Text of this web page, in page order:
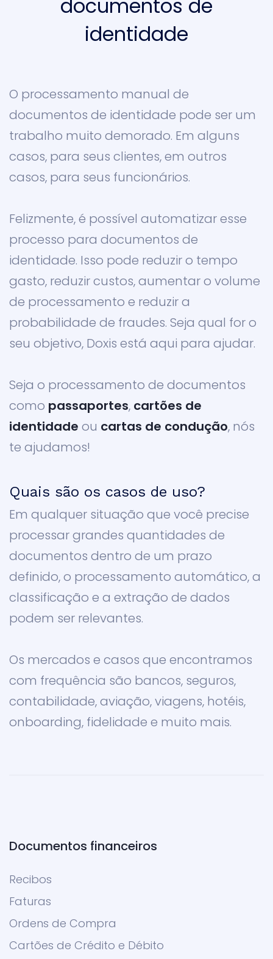
documentos de
identidade
O processamento manual de
documentos de identidade pode ser um
trabalho muito demorado. Em alguns
casos, para seus clientes, em outros
casos, para seus funcionários.
Felizmente, é possível automatizar esse
processo para documentos de
identidade. Isso pode reduzir o tempo
gasto, reduzir custos, aumentar o volume
de processamento e reduzir a
probabilidade de fraudes. Seja qual for o
seu objetivo, Doxis está aqui para ajudar.
Seja o processamento de documentos
como passaportes, cartões de
identidade ou cartas de condução, nós
te ajudamos!
Quais são os casos de uso?
Em qualquer situação que você precise
processar grandes quantidades de
documentos dentro de um prazo
definido, o processamento automático, a
classificação e a extração de dados
podem ser relevantes.
Os mercados e casos que encontramos
com frequência são bancos, seguros,
contabilidade, aviação, viagens, hotéis,
onboarding, fidelidade e muito mais.
Documentos financeiros
Recibos
Faturas
Ordens de Compra
Cartões de Crédito e Débito